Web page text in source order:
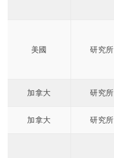
美國 研究所
加拿大 研究所
加拿大 研究所